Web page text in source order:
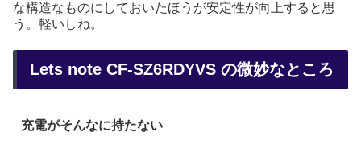
な構造なものにしておいたほうが安定性が向上すると思
う。軽いしね。
Lets note CF-SZ6RDYVS の微妙なところ
充電がそんなに持たない